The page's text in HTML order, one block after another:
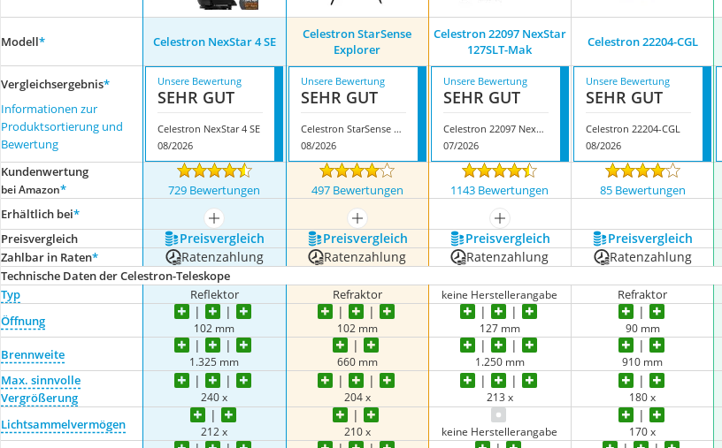
Modell* Celestron NexStar 4 SE
Celestron StarSense
Explorer
Celestron 22097 NexStar
127SLT-Mak
Celestron 22204-CGL
Vergleichsergebnis*
Informationen zur
Produktsortierung und
Bewertung
Unsere Bewertung
SEHR GUT
Celestron NexStar 4 SE
08/2026
Unsere Bewertung
SEHR GUT
Celestron StarSense Explorer
08/2026
Unsere Bewertung
SEHR GUT
Celestron 22097 NexStar 127SLT-Mak
07/2026
Unsere Bewertung
SEHR GUT
Celestron 22204-CGL
08/2026
Kundenwertung
bei Amazon* 729 Bewertungen 497 Bewertungen 1143 Bewertungen 85 Bewertungen
Erhältlich bei*
mehr anzeigen mehr anzeigen mehr anzeigen
Preis­vergleich
Preis­vergleich Preis­vergleich Preis­vergleich Preis­vergleich
Zahlbar in Raten* Ratenzahlung Ratenzahlung Ratenzahlung Ratenzahlung
Technische Daten der Celestron-Teleskope
Typ
Reflektor Refraktor keine Herstellerangabe Refraktor
Öffnung
102 mm 102 mm 127 mm 90 mm
Brennweite 1.325 mm 660 mm 1.250 mm 910 mm
Max. sinnvolle
Vergrößerung
240 x 204 x 213 x 180 x
Lichtsammelvermögen 212 x 210 x keine Herstellerangabe 170 x